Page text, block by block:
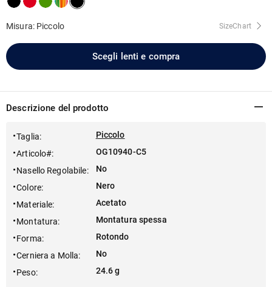
Misura: Piccolo SizeChart
Scegli lenti e compra
Descrizione del prodotto
Taglia:
Piccolo
Articolo#:
OG10940-C5
Nasello Regolabile:
No
Colore:
Nero
Materiale:
Acetato
Montatura:
Montatura spessa
Forma:
Rotondo
Cerniera a Molla:
No
Peso: 24.6 g